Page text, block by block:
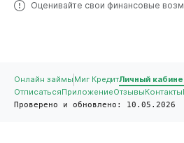
Оценивайте свои финансовые
Онлайн займы Миг КредитЛичный
Отписаться ПриложениеОтзывы Контакты
Проверено и обновлено: 10.05.2026